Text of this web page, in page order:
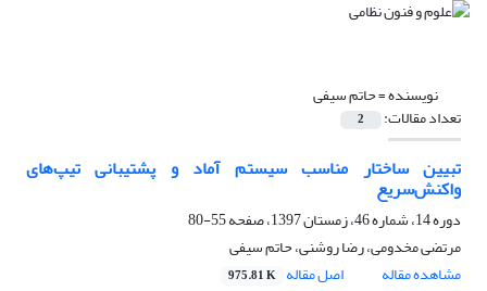
نویسنده =حاتم سیفی
تعداد مقالات: 2
تبیین ساختار مناسب سیستم آماد و پشتیبانی تیپ‌های
واکنش‌سریع
دوره 14، شماره 46، زمستان 1397، صفحه
55-80
مرتضی مخدومی، رضا روشنی، حاتم سیفی
مشاهده مقاله
اصل مقاله 975.81 K